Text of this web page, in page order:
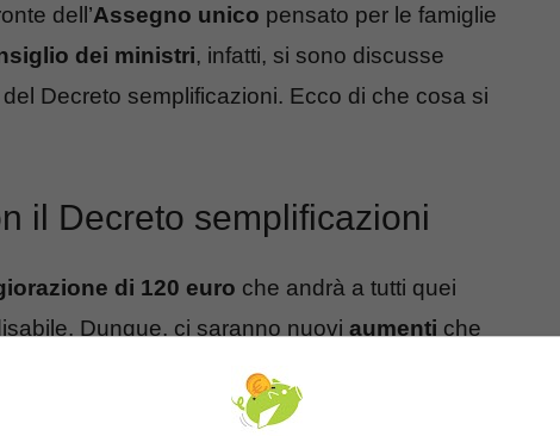
dell’Assegno unico pensato per le famiglie
dei ministri, infatti, si sono discusse
Decreto semplificazioni. Ecco di che cosa si
il Decreto semplificazioni
di 120 euro che andrà a tutti quei
Dunque, ci saranno nuovi aumenti che
“con almeno un figlio a carico con disabilità
– mediante l’utilizzo del Fondo per le